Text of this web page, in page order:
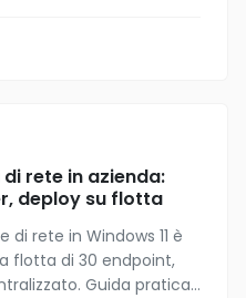
rete in azienda:
deploy su flotta
rete in Windows 11 è
flotta di 30 endpoint,
Guida pratica